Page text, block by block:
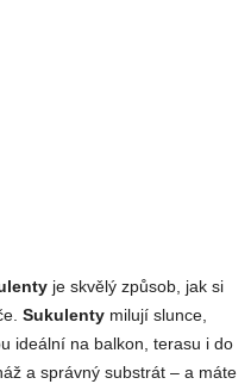
je skvělý způsob, jak si
Sukulenty milují slunce,
ideální na balkon, terasu i do
a správný substrát – a máte